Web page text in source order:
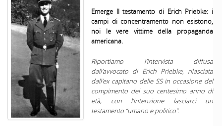
Emerge Il testamento di Erich Priebke: i
campi di concentramento non esistono,
noi le vere vittime della propaganda
americana.
Riportiamo l’intervista diffusa
dall’avvocato di Erich Priebke, rilasciata
dall’ex capitano delle SS in occasione del
compimento del suo centesimo anno di
età, con l’intenzione lasciarci un
testamento “umano e politico”.